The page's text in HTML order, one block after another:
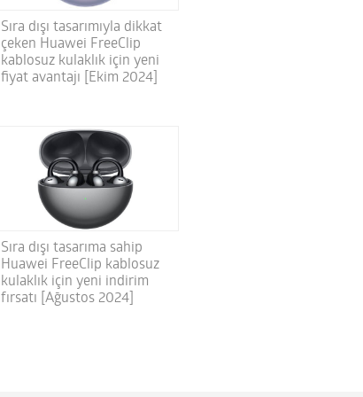
Sıra dışı tasarımıyla dikkat
çeken Huawei FreeClip
kablosuz kulaklık için yeni
fiyat avantajı [Ekim 2024]
Sıra dışı tasarıma sahip
Huawei FreeClip kablosuz
kulaklık için yeni indirim
fırsatı [Ağustos 2024]